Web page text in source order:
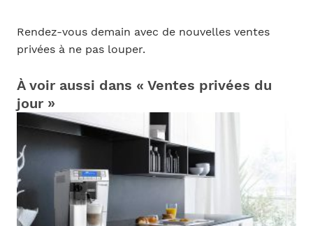
Rendez-vous demain avec de nouvelles ventes
privées à ne pas louper.
À voir aussi dans « Ventes privées du
jour »